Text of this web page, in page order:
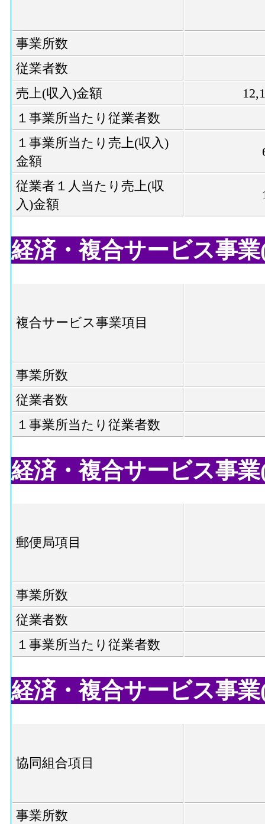
事業所数
従業者数
売上(収入)金額
１事業所当たり従業者数
１事業所当たり売上(収入)
金額
従業者１人当たり売上(収
入)金額
経済・複合サービス事業
複合サービス事業項目
事業所数
従業者数
１事業所当たり従業者数
経済・複合サービス事
郵便局項目
事業所数
従業者数
１事業所当たり従業者数
経済・複合サービス事
協同組合項目
事業所数